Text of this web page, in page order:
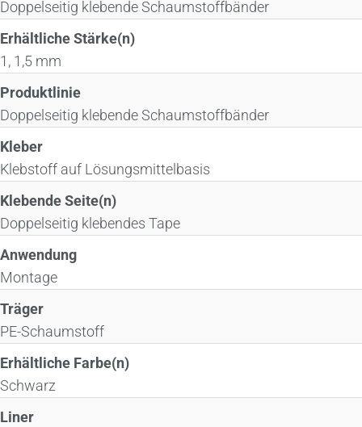
Doppelseitig klebende Schaumstoffbänder
Erhältliche Stärke(n)
1, 1,5 mm
Produktlinie
Doppelseitig klebende Schaumstoffbänder
Kleber
Klebstoff auf Lösungsmittelbasis
Klebende Seite(n)
Doppelseitig klebendes Tape
Anwendung
Montage
Träger
PE-Schaumstoff
Erhältliche Farbe(n)
Schwarz
Liner